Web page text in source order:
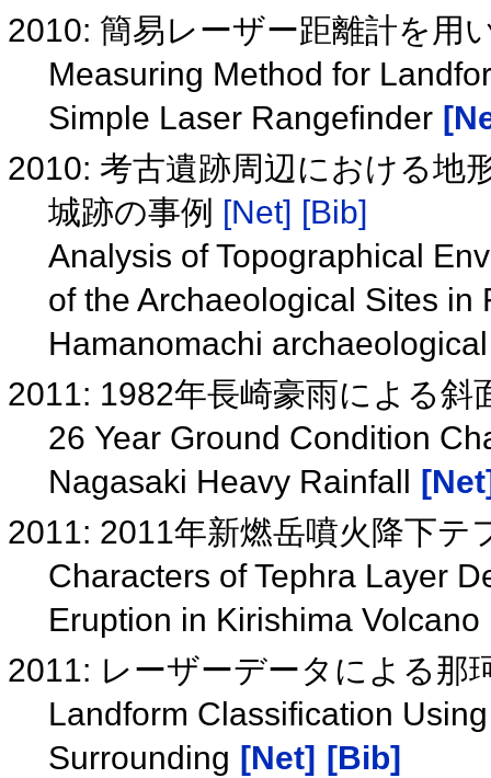
2010: 簡易レーザー距離計を用
Measuring Method for
Simple Laser Rangefinder
2010: 考古遺跡周辺における地
城跡の事例 [Net] [Bib]
Analysis of Topographical
of the Archaeological Sites in
Hamanomachi
2011: 1982年長崎豪雨による
26 Year Ground Condition
Nagasaki Heavy Rainfall
2011: 2011年新燃岳噴火降下
Characters of Tephra Layer
Eruption in Kirishima Volcano
2011: レーザーデータによる那
Landform Classification
Surrounding [Net]
[Bib]